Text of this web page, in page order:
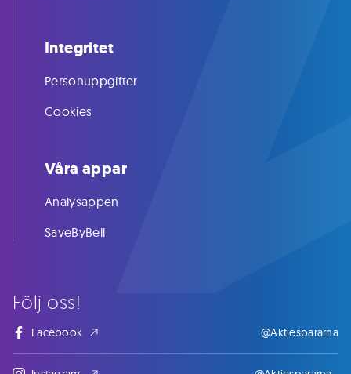
Följ oss!
Facebook @Aktiespararna
Integritet
Personuppgifter
Cookies
Våra appar
Analysappen
SaveByBell